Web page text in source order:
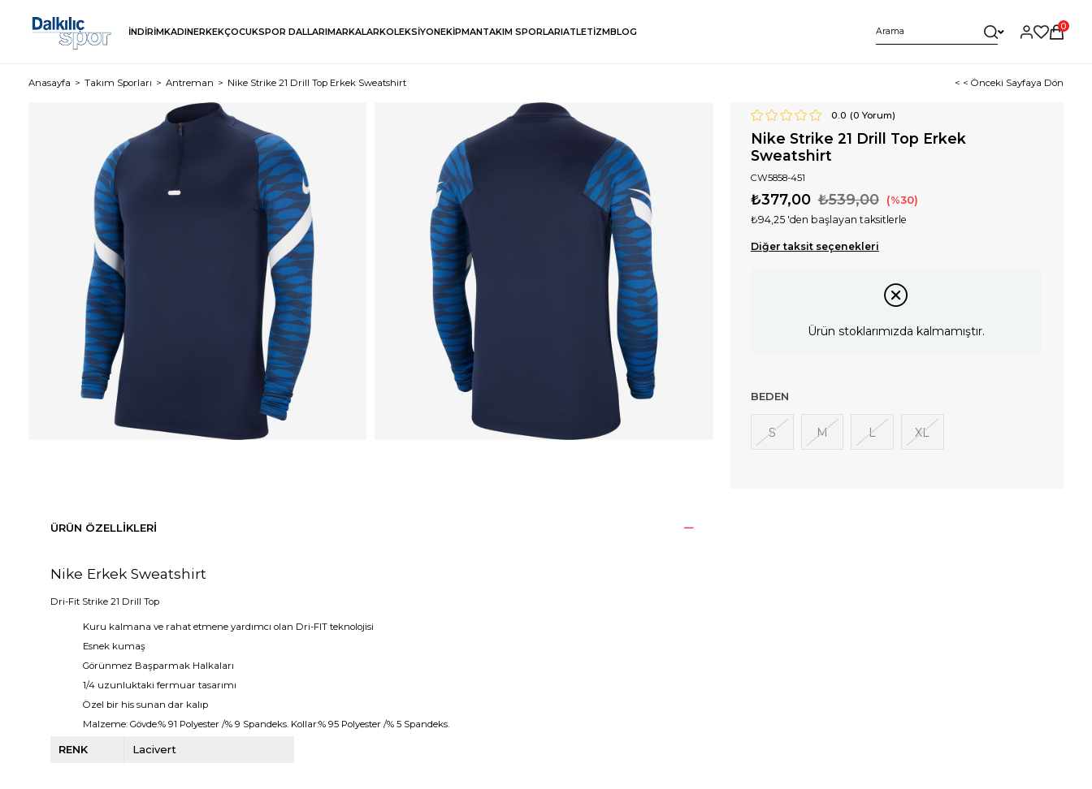
İNDİRİMKADINERKEKÇOCUKSPOR DALLARIMARKALARKOLEKSİYONEKİPMANTAKIM SPORLARIATLETİZMBLOG
0
Anasayfa Takım Sporları Antreman Nike Strike 21 Drill Top Erkek Sweatshirt < < Önceki Sayfaya Dön
0.0 (0 Yorum)
Nike Strike 21 Drill Top Erkek
Sweatshirt
CW5858-451
₺539,00
₺377,00 30
₺94,25 'den başlayan taksitlerle
Diğer taksit seçenekleri
Ürün stoklarımızda kalmamıştır.
BEDEN
S M L XL
ÜRÜN ÖZELLIKLERI
Nike Erkek Sweatshirt
Dri-Fit Strike 21 Drill Top
Kuru kalmana ve rahat etmene yardımcı olan Dri-FIT teknolojisi
Esnek kumaş
Görünmez Başparmak Halkaları
1/4 uzunluktaki fermuar tasarımı
Özel bir his sunan dar kalıp
Malzeme: Gövde:% 91 Polyester /% 9 Spandeks. Kollar:% 95 Polyester /% 5 Spandeks.
RENK Lacivert